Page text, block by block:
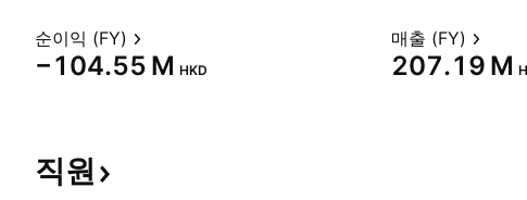
순이익 (FY)
‪−104.55 M‬ HKD
매출 (FY)
‪207.19 M‬
직원